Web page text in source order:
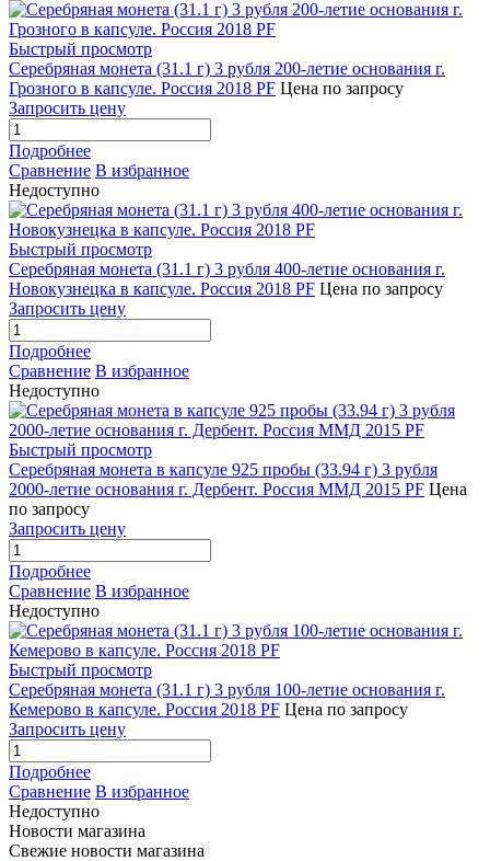
Быстрый просмотр
Серебряная монета (31.1 г) 3 рубля 200-летие основания г.
Грозного в капсуле. Россия 2018 PF Цена по запросу
Запросить цену
Подробнее
Сравнение В избранное
Недоступно
Быстрый просмотр
Серебряная монета (31.1 г) 3 рубля 400-летие основания г.
Новокузнецка в капсуле. Россия 2018 PF Цена по запросу
Запросить цену
Подробнее
Сравнение В избранное
Недоступно
Быстрый просмотр
Серебряная монета в капсуле 925 пробы (33.94 г) 3 рубля
2000-летие основания г. Дербент. Россия ММД 2015 PF Цена
по запросу
Запросить цену
Подробнее
Сравнение В избранное
Недоступно
Быстрый просмотр
Серебряная монета (31.1 г) 3 рубля 100-летие основания г.
Кемерово в капсуле. Россия 2018 PF Цена по запросу
Запросить цену
Подробнее
Сравнение В избранное
Недоступно
Новости магазина
Свежие новости магазина